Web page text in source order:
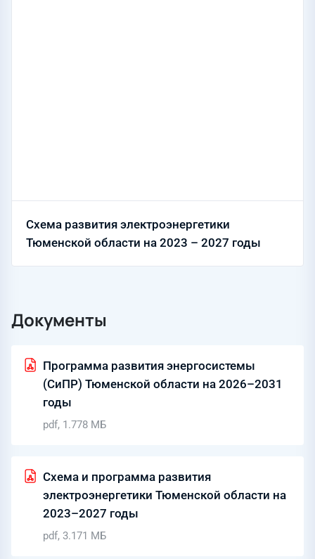
Схема развития электроэнергетики
Тюменской области на 2023 – 2027 годы
Документы
Программа развития энергосистемы
(СиПР) Тюменской области на 2026–2031
годы
pdf, 1.778 МБ
Схема и программа развития
электроэнергетики Тюменской области на
2023–2027 годы
pdf, 3.171 МБ